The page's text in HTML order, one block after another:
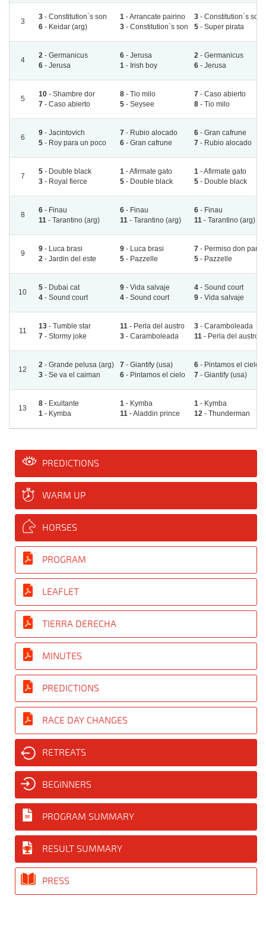
3
3 - Constitution`s son
6 - Keidar (arg)
1 - Arrancate pairino
3 - Constitution`s son
3 - Constitution`s son
5 - Super pirata
4
2 - Germanicus
6 - Jerusa
6 - Jerusa
1 - Irish boy
2 - Germanicus
6 - Jerusa
5
10 - Shambre dor
7 - Caso abierto
8 - Tio milo
5 - Seysee
7 - Caso abierto
8 - Tio milo
6
9 - Jacintovich
5 - Roy para un poco
7 - Rubio alocado
6 - Gran cafrune
6 - Gran cafrune
7 - Rubio alocado
7
5 - Double black
3 - Royal fierce
1 - Afirmate gato
5 - Double black
1 - Afirmate gato
5 - Double black
8
6 - Finau
11 - Tarantino (arg)
6 - Finau
11 - Tarantino (arg)
6 - Finau
11 - Tarantino (arg)
9
9 - Luca brasi
2 - Jardin del este
9 - Luca brasi
5 - Pazzelle
7 - Permiso don
5 - Pazzelle
10
5 - Dubai cat
4 - Sound court
9 - Vida salvaje
4 - Sound court
4 - Sound court
9 - Vida salvaje
11
13 - Tumble star
7 - Stormy joke
11 - Perla del austro
3 - Caramboleada
3 - Caramboleada
11 - Perla del austro
12
2 - Grande pelusa (arg)
3 - Se va el caiman
7 - Giantify (usa)
6 - Pintamos el cielo
6 - Pintamos el cielo
7 - Giantify (usa)
13
8 - Exultante
1 - Kymba
1 - Kymba
11 - Aladdin prince
1 - Kymba
12 - Thunderman
PREDICTIONS
WARM UP
HORSES
PROGRAM
LEAFLET
TIERRA DERECHA
MINUTES
PREDICTIONS
RACE DAY CHANGES
RETREATS
BEGINNERS
PROGRAM SUMMARY
RESULT SUMMARY
PRESS